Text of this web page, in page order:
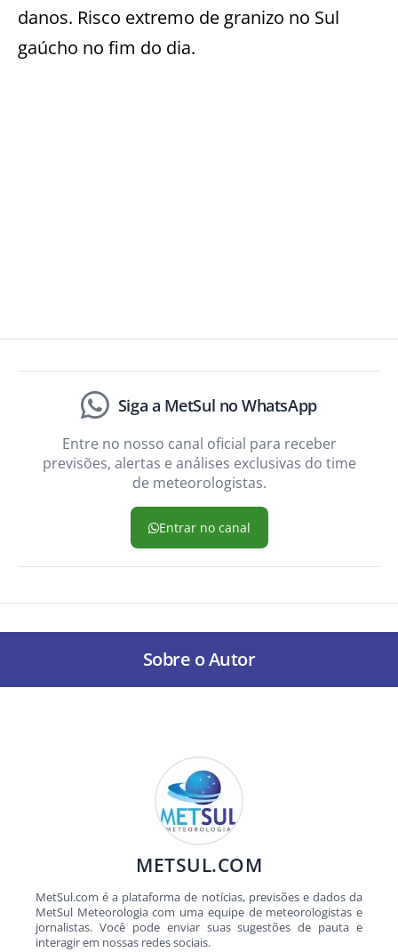
danos. Risco extremo de granizo no Sul
gaúcho no fim do dia.
Siga a MetSul no WhatsApp
Entre no nosso canal oficial para receber
previsões, alertas e análises exclusivas do time
de meteorologistas.
Entrar no canal
Sobre o Autor
METSUL.COM
MetSul.com é a plataforma de notícias, previsões e dados da
MetSul Meteorologia com uma equipe de meteorologistas e
jornalistas. Você pode enviar suas sugestões de pauta e
interagir em nossas redes sociais.